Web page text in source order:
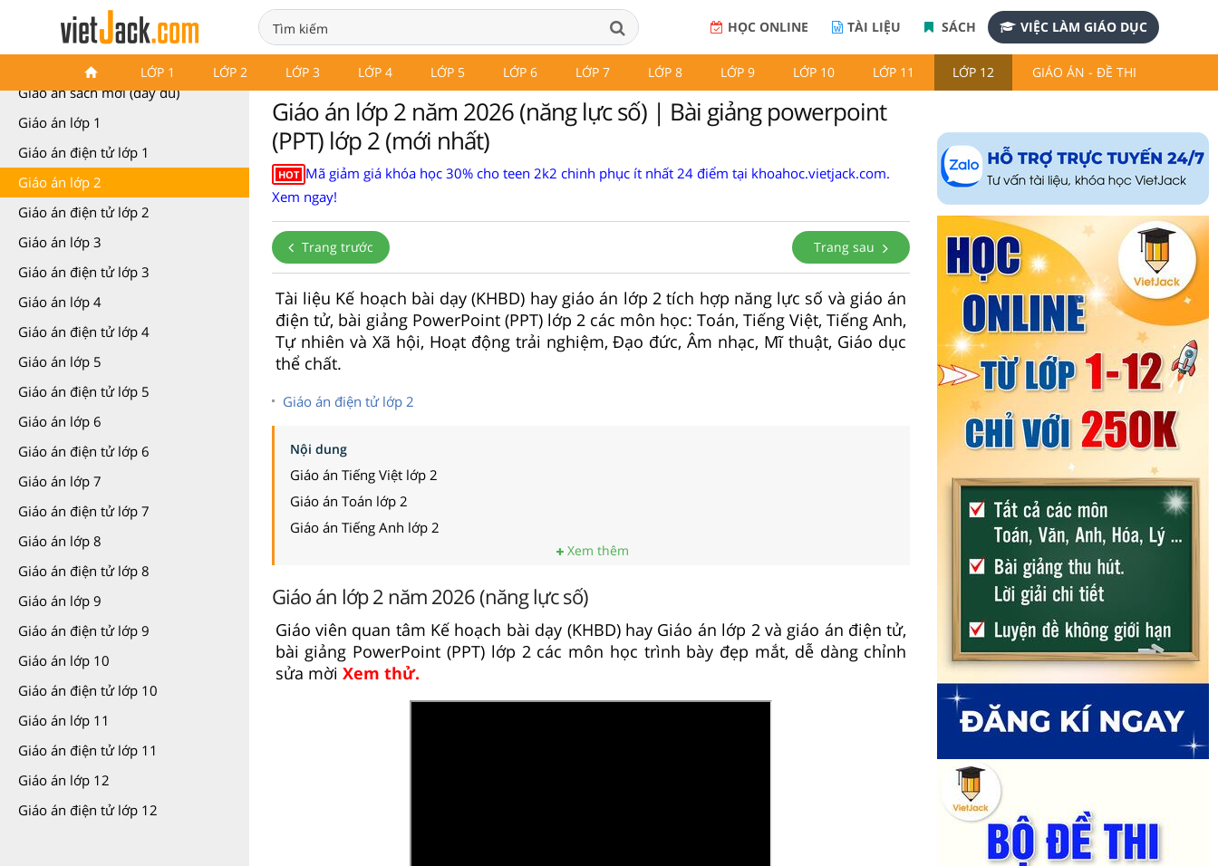
HỌC ONLINE TÀI LIỆU SÁCH VIỆC LÀM GIÁO DỤC
LỚP 1 LỚP 2 LỚP 3 LỚP 4 LỚP 5 LỚP 6 LỚP 7 LỚP 8 LỚP 9 LỚP 10 LỚP 11 LỚP 12 GIÁO ÁN - ĐỀ THI
Giáo án các môn học (các lớp)
Giáo án sách mới (đầy đủ)
Giáo án lớp 1
Giáo án điện tử lớp 1
Giáo án lớp 2
Giáo án điện tử lớp 2
Giáo án lớp 3
Giáo án điện tử lớp 3
Giáo án lớp 4
Giáo án điện tử lớp 4
Giáo án lớp 5
Giáo án điện tử lớp 5
Giáo án lớp 6
Giáo án điện tử lớp 6
Giáo án lớp 7
Giáo án điện tử lớp 7
Giáo án lớp 8
Giáo án điện tử lớp 8
Giáo án lớp 9
Giáo án điện tử lớp 9
Giáo án lớp 10
Giáo án điện tử lớp 10
Giáo án lớp 11
Giáo án điện tử lớp 11
Giáo án lớp 12
Giáo án điện tử lớp 12
Giáo án lớp 2 năm 2026 (năng lực số) | Bài giảng powerpoint
(PPT) lớp 2 (mới nhất)
HOT Mã giảm giá khóa học 30% cho teen 2k2 chinh phục ít nhất 24 điểm tại khoahoc.vietjack.com.
Xem ngay!
Trang trước Trang sau
Tài liệu Kế hoạch bài dạy (KHBD) hay giáo án lớp 2 tích hợp năng lực số và giáo án
điện tử, bài giảng PowerPoint (PPT) lớp 2 các môn học: Toán, Tiếng Việt, Tiếng Anh,
Tự nhiên và Xã hội, Hoạt động trải nghiệm, Đạo đức, Âm nhạc, Mĩ thuật, Giáo dục
thể chất.
Giáo án điện tử lớp 2
Nội dung
Giáo án Tiếng Việt lớp 2
Giáo án Toán lớp 2
Giáo án Tiếng Anh lớp 2
Xem thêm
Giáo án lớp 2 năm 2026 (năng lực số)
Giáo viên quan tâm Kế hoạch bài dạy (KHBD) hay Giáo án lớp 2 và giáo án điện tử,
bài giảng PowerPoint (PPT) lớp 2 các môn học trình bày đẹp mắt, dễ dàng chỉnh
sửa mời Xem thử.